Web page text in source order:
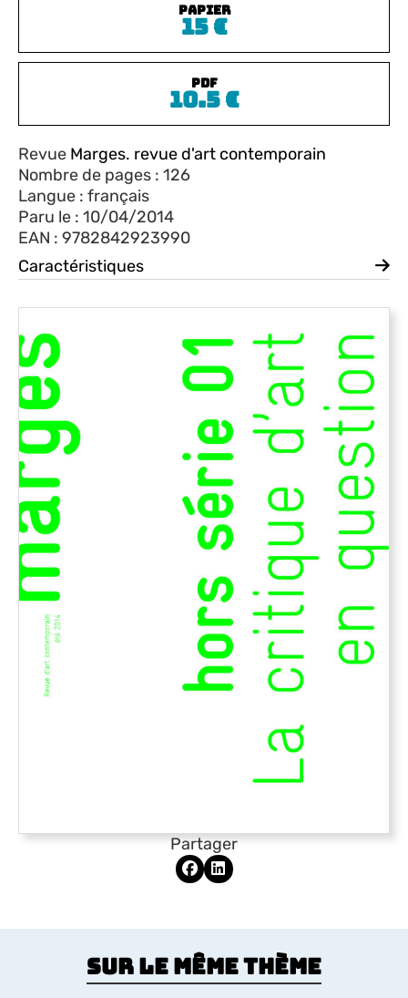
Partager
PAPIER
15€
PDF
10.5€
Revue Marges. revue d'art contemporain
Nombre de pages : 126
Langue : français
Paru le : 10/04/2014
EAN : 9782842923990
Caractéristiques
Sur le même thème